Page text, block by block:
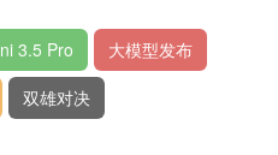
3.5 Pro
大模型发布
双雄对决